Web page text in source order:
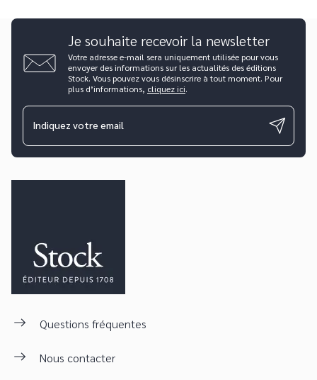
Je souhaite recevoir la newsletter
Votre adresse e-mail sera uniquement utilisée pour vous
envoyer des informations sur les actualités des éditions
Stock. Vous pouvez vous désinscrire à tout moment. Pour
plus d’informations, cliquez ici.
Indiquez votre email
Questions fréquentes
Nous contacter